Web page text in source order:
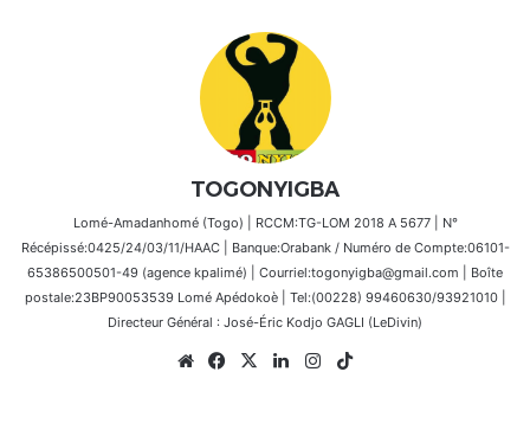
TOGONYIGBA
Lomé-Amadanhomé (Togo) | RCCM:TG-LOM 2018 A 5677 | N°
Récépissé:0425/24/03/11/HAAC | Banque:Orabank / Numéro de Compte:06101-
65386500501-49 (agence kpalimé) | Courriel:togonyigba@gmail.com | Boîte
postale:23BP90053539 Lomé Apédokoè | Tel:(00228) 99460630/93921010 |
Directeur Général : José-Éric Kodjo GAGLI (LeDivin)
WebsiteFacebook
X LinkedinInstagram